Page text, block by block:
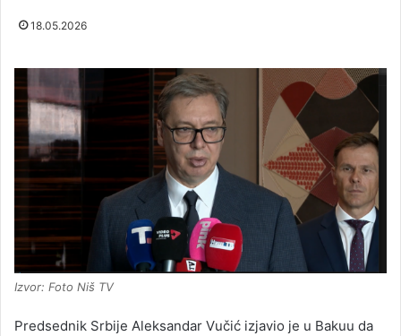
18.05.2026
Izvor: Foto Niš TV
Predsednik Srbije Aleksandar Vučić izjavio je u Bakuu da